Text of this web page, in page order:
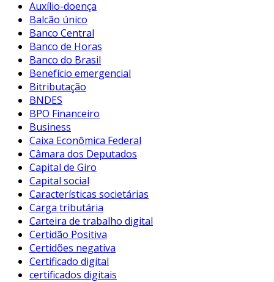
Auxílio-doença
Balcão único
Banco Central
Banco de Horas
Banco do Brasil
Benefício emergencial
Bitributação
BNDES
BPO Financeiro
Business
Caixa Econômica Federal
Câmara dos Deputados
Capital de Giro
Capital social
Características societárias
Carga tributária
Carteira de trabalho digital
Certidão Positiva
Certidões negativa
Certificado digital
certificados digitais